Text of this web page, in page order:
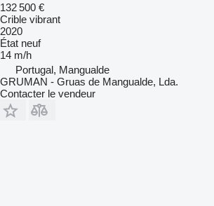
132 500 €
Crible vibrant
2020
État neuf
14 m/h
Portugal, Mangualde
GRUMAN - Gruas de Mangualde, Lda.
Contacter le vendeur